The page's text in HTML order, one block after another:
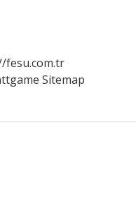
fesu.com.tr
Sitemap